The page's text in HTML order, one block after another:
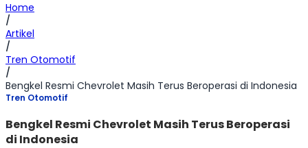
Home
/
Artikel
/
Tren Otomotif
/
Bengkel Resmi Chevrolet Masih Terus Beroperasi di Indonesia
Tren Otomotif
Bengkel Resmi Chevrolet Masih Terus Beroperasi
di Indonesia